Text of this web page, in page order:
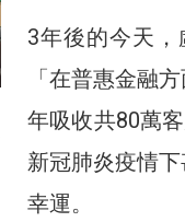
3年後的今天
「在普惠金融
年吸收共80萬
新冠肺炎疫情
幸運。